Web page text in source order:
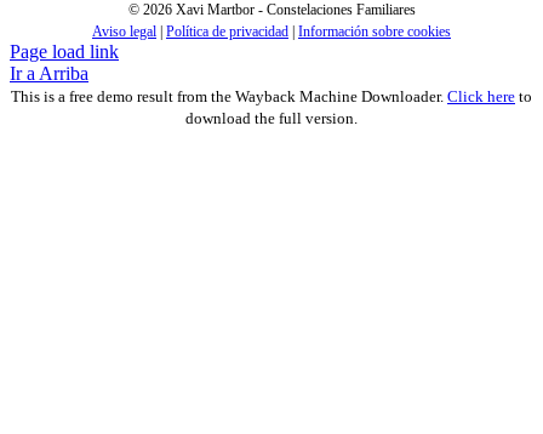
© 2026 Xavi Martbor - Constelaciones Familiares
Aviso legal Política de privacidad Información sobre cookies
Page load link
Ir a Arriba
This is a free demo result from the Wayback Machine Downloader. Click here to
download the full version.